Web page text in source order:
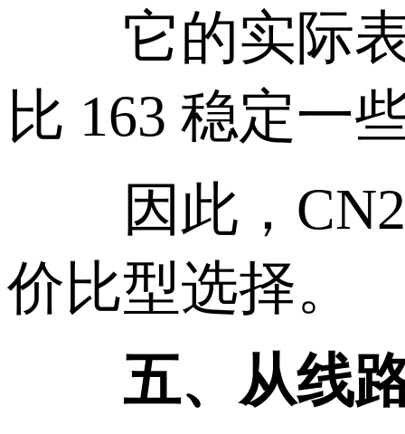
它的实际表
比 163 稳定一
因此，CN2
价比型选择。
五、从线路